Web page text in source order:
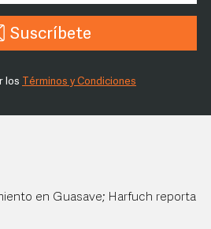
Suscríbete
los Términos y Condiciones
en Guasave; Harfuch reporta